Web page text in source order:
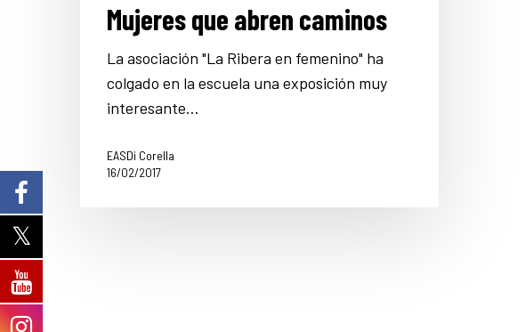
Mujeres que abren caminos
La asociación "La Ribera en femenino" ha
colgado en la escuela una exposición muy
interesante…
EASDi Corella
16/02/2017